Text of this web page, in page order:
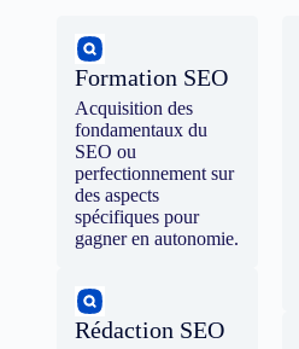
Formation SEO
Acquisition des
fondamentaux du
SEO ou
perfectionnement sur
des aspects
spécifiques pour
gagner en autonomie.
Rédaction SEO